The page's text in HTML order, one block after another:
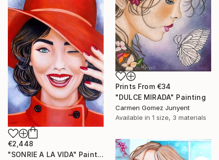
Prints From €34
"DULCE MIRADA" Painting
Carmen Gomez Junyent
Available in 1 size, 3 materials
€2,448
"SONRIE A LA VIDA" Painting